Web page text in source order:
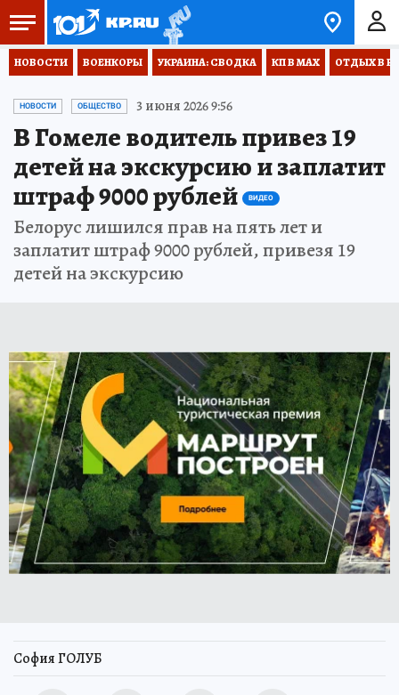
НОВОСТИ ВОЕНКОРЫ УКРАИНА: СВОДКА КП В МАХ ОТДЫХ В
НОВОСТИ ОБЩЕСТВО 3 июня 2026 9:56
В Гомеле водитель привез 19
детей на экскурсию и заплатит
штраф 9000 рублей
ВИДЕО
Белорус лишился прав на пять лет и
заплатит штраф 9000 рублей, привезя 19
детей на экскурсию
София ГОЛУБ